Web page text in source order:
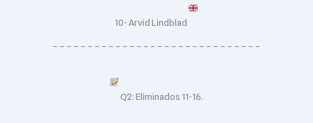
10- Arvid Lindblad
– – – – – – – – – – – – – – – – – – – – – – – – – – – – – –
Q2: Eliminados 11-16.